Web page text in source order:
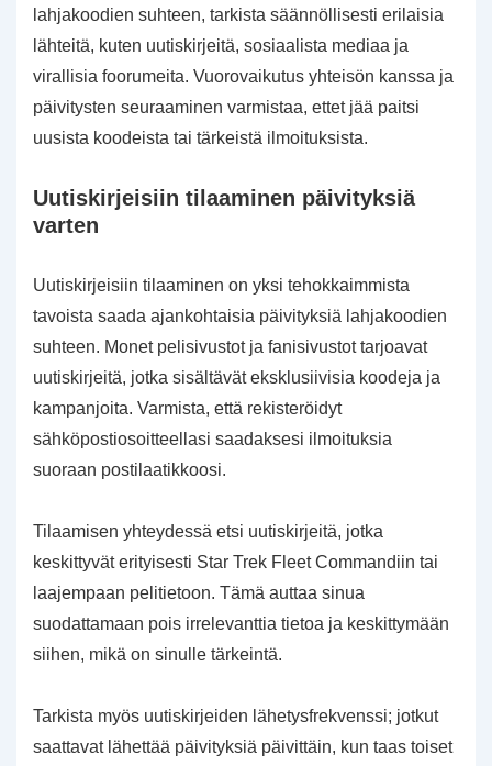
lahjakoodien suhteen, tarkista säännöllisesti erilaisia
lähteitä, kuten uutiskirjeitä, sosiaalista mediaa ja
virallisia foorumeita. Vuorovaikutus yhteisön kanssa ja
päivitysten seuraaminen varmistaa, ettet jää paitsi
uusista koodeista tai tärkeistä ilmoituksista.
Uutiskirjeisiin tilaaminen päivityksiä
varten
Uutiskirjeisiin tilaaminen on yksi tehokkaimmista
tavoista saada ajankohtaisia päivityksiä lahjakoodien
suhteen. Monet pelisivustot ja fanisivustot tarjoavat
uutiskirjeitä, jotka sisältävät eksklusiivisia koodeja ja
kampanjoita. Varmista, että rekisteröidyt
sähköpostiosoitteellasi saadaksesi ilmoituksia
suoraan postilaatikkoosi.
Tilaamisen yhteydessä etsi uutiskirjeitä, jotka
keskittyvät erityisesti Star Trek Fleet Commandiin tai
laajempaan pelitietoon. Tämä auttaa sinua
suodattamaan pois irrelevanttia tietoa ja keskittymään
siihen, mikä on sinulle tärkeintä.
Tarkista myös uutiskirjeiden lähetysfrekvenssi; jotkut
saattavat lähettää päivityksiä päivittäin, kun taas toiset